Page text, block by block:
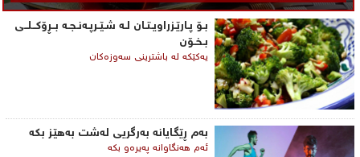
بـۆ پـارێـزراویـتـان لـه‌ شـێـرپـه‌نـجـه‌ بــڕۆكــلــی‌
بـخـۆن
یه‌كێكه‌ له‌ باشترینی‌ سه‌وزه‌كان
به‌م ڕێگایانه‌ به‌رگریی‌ له‌شت به‌هێز بكه‌
ئه‌م هه‌نگاوانه‌ په‌یره‌و بكه‌